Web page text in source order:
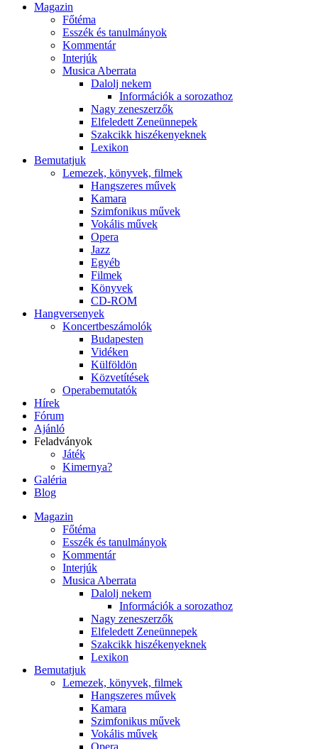
Magazin
Főtéma
Esszék és tanulmányok
Kommentár
Interjúk
Musica Aberrata
Dalolj nekem
Információk a sorozathoz
Nagy zeneszerzők
Elfeledett Zeneünnepek
Szakcikk hiszékenyeknek
Lexikon
Bemutatjuk
Lemezek, könyvek, filmek
Hangszeres művek
Kamara
Szimfonikus művek
Vokális művek
Opera
Jazz
Egyéb
Filmek
Könyvek
CD-ROM
Hangversenyek
Koncertbeszámolók
Budapesten
Vidéken
Külföldön
Közvetítések
Operabemutatók
Hírek
Fórum
Ajánló
Feladványok
Játék
Kimernya?
Galéria
Blog
Magazin
Főtéma
Esszék és tanulmányok
Kommentár
Interjúk
Musica Aberrata
Dalolj nekem
Információk a sorozathoz
Nagy zeneszerzők
Elfeledett Zeneünnepek
Szakcikk hiszékenyeknek
Lexikon
Bemutatjuk
Lemezek, könyvek, filmek
Hangszeres művek
Kamara
Szimfonikus művek
Vokális művek